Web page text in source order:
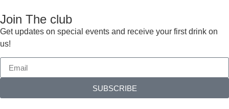
Join The club
Get updates on special events and receive your first drink on
us!
SUBSCRIBE